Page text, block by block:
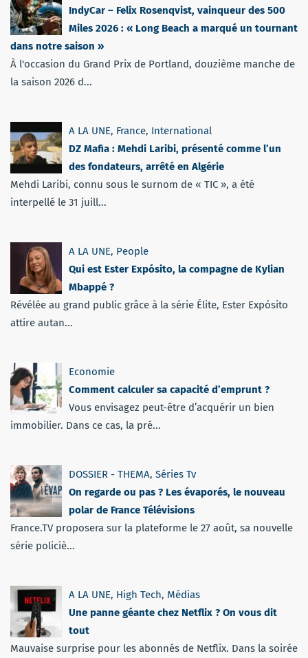
IndyCar – Felix Rosenqvist, vainqueur des 500
Miles 2026 : « Long Beach a marqué un tournant
dans notre saison »
À l'occasion du Grand Prix de Portland, douzième manche de
la saison 2026 d...
A LA UNE, France, International
DZ Mafia : Mehdi Laribi, présenté comme l’un
des fondateurs, arrêté en Algérie
Mehdi Laribi, connu sous le surnom de « TIC », a été
interpellé le 31 juill...
A LA UNE, People
Qui est Ester Expósito, la compagne de Kylian
Mbappé ?
Révélée au grand public grâce à la série Élite, Ester Expósito
attire autan...
Economie
Comment calculer sa capacité d’emprunt ?
Vous envisagez peut-être d’acquérir un bien
immobilier. Dans ce cas, la pré...
DOSSIER - THEMA, Séries Tv
On regarde ou pas ? Les évaporés, le nouveau
polar de France Télévisions
France.TV proposera sur la plateforme le 27 août, sa nouvelle
série policiè...
A LA UNE, High Tech, Médias
Une panne géante chez Netflix ? On vous dit
tout
Mauvaise surprise pour les abonnés de Netflix. Dans la soirée